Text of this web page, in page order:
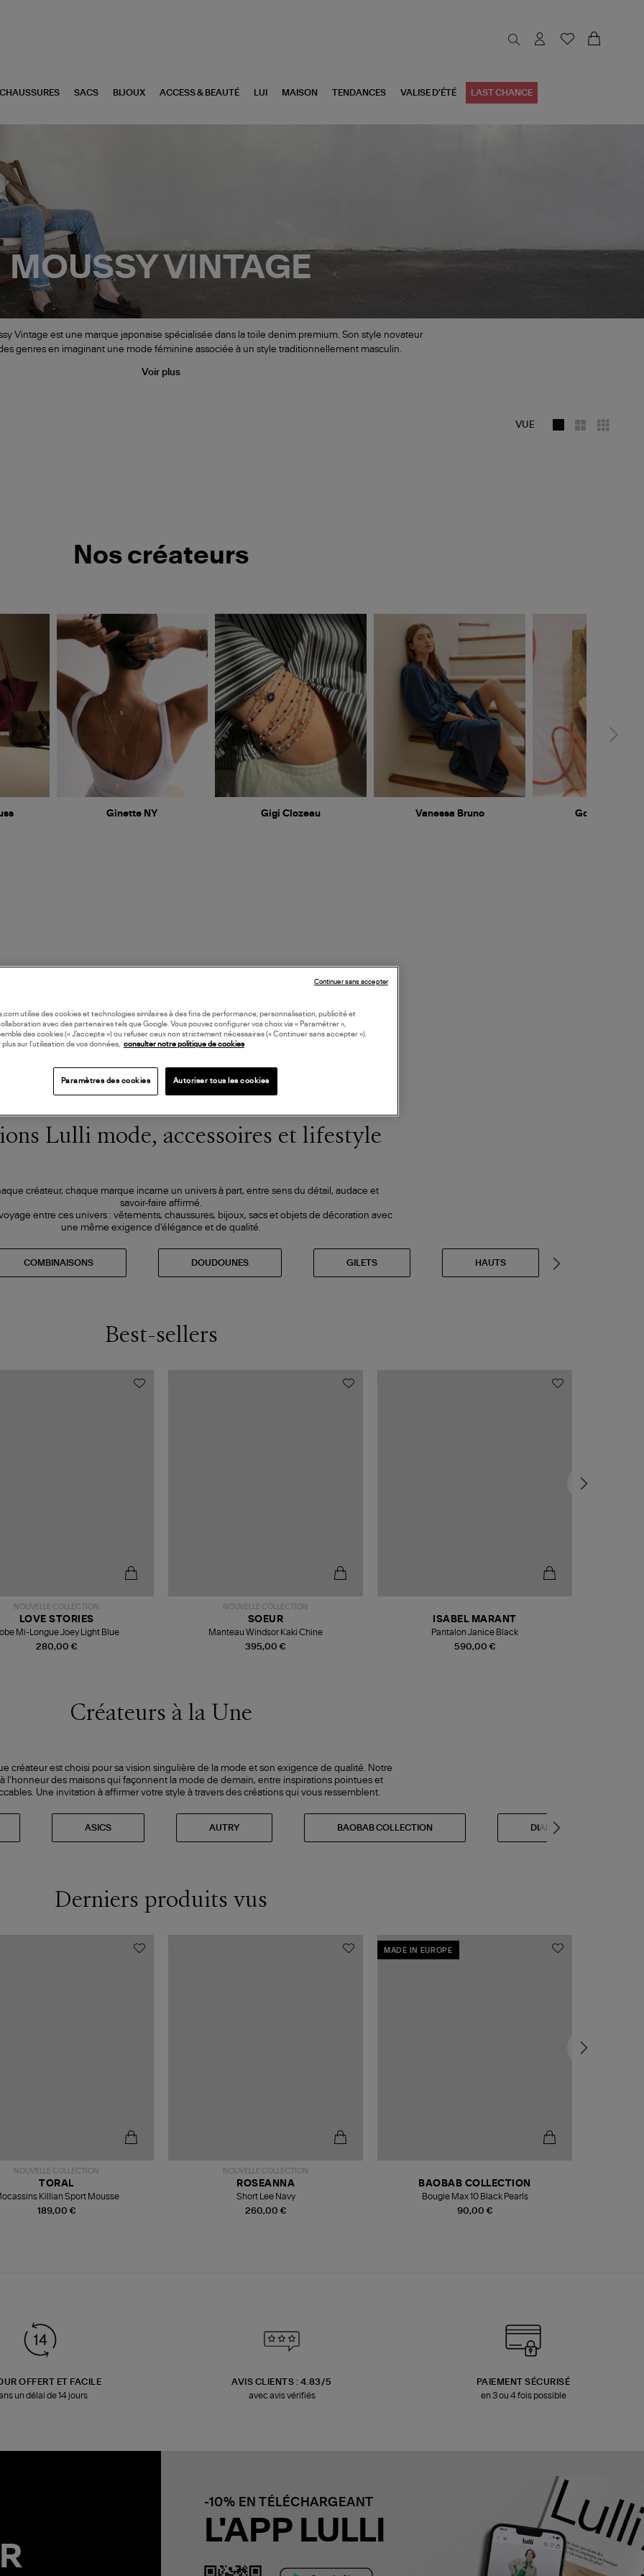
CHAUSSURES SACS BIJOUX ACCESS & BEAUTÉ LUI MAISON TENDANCES VALISE D'ÉTÉ LAST CHANCE
MOUSSY VINTAGE
Vintage est une marque japonaise spécialisée dans la toile denim premium. Son style novateur
genres en imaginant une mode féminine associée à un style traditionnellement masculin.
Voir plus
VUE
Nos créateurs
Ginette NY Gigi Clozeau Vanessa Bruno Golden Goose
Lulli mode, accessoires et lifestyle
créateur, chaque marque incarne un univers à part, entre sens du détail, audace et
savoir-faire affirmé.
entre ces univers : vêtements, chaussures, bijoux, sacs et objets de décoration avec
une même exigence d’élégance et de qualité.
COMBINAISONS DOUDOUNES GILETS HAUTS
Best-sellers
NOUVELLE COLLECTION
280,00 €
LOVE STORIES
Mi-Longue Joey Light Blue
NOUVELLE COLLECTION
395,00 €
SOEUR
Manteau Windsor Kaki Chine
590,00 €
ISABEL MARANT
Pantalon Janice Black
Créateurs à la Une
créateur est choisi pour sa vision singulière de la mode et son exigence de qualité. Notre
l'honneur des maisons qui façonnent la mode de demain, entre inspirations pointues et
Une invitation à affirmer votre style à travers des créations qui vous ressemblent.
ASICS AUTRY BAOBAB COLLECTION DIADORA
Derniers produits vus
NOUVELLE COLLECTION
189,00 €
TORAL
Killian Sport Mousse
NOUVELLE COLLECTION
260,00 €
ROSEANNA
Short Lee Navy
MADE IN EUROPE
90,00 €
BAOBAB COLLECTION
Bougie Max 10 Black Pearls
OFFERT ET FACILE
un délai de 14 jours
AVIS CLIENTS : 4.83/5
avec avis vérifiés
PAIEMENT SÉCURISÉ
en 3 ou 4 fois possible
-10% EN TÉLÉCHARGEANT
L'APP LULLI
utilise des cookies et technologies similaires à des fins de performance, personnalisation, publicité et
avec des partenaires tels que Google. Vous pouvez configurer vos choix via « Paramétrer »,
des cookies (« J’accepte ») ou refuser ceux non strictement nécessaires (« Continuer sans accepter »).
plus sur l’utilisation de vos données, consulter notre politique de cookies
Paramètres des cookies Autoriser tous les cookies
Continuer sans accepter